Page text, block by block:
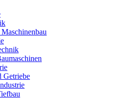
Getriebe